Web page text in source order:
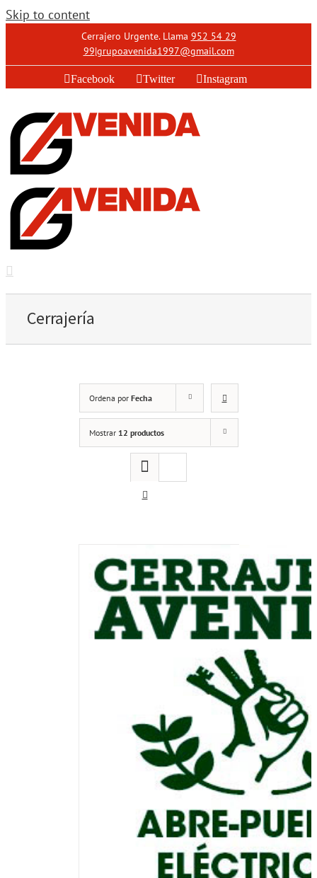
Skip to content
Cerrajero Urgente. Llama 952 54 29
99|grupoavenida1997@gmail.com
Facebook Twitter Instagram
Cerrajería
Ordena por Fecha
Mostrar 12 productos